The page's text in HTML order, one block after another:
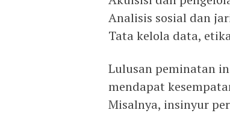
Analisis sosial dan
Tata kelola data,
Lulusan peminatan
mendapat
Misalnya, insinyur